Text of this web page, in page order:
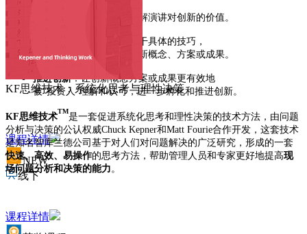
：让学员重新理解演讲对创新的价值。
：让学员学会若干具体的技巧，
从而更生动有力的呈现创新概念、方案或成果。
推进创新：让创新概念方案或成果更有效地
被“投资人”理解和认可，进一步孵化和推进创新。
课程详情
NEW
线下
KF思维技术：系统化思考与理性决策
KF思维技术
TM
是一套促进系统化思考和理性决策的技术方法，由问题
分析与决策的公认权威Chuck Kepner和Matt Fourie合作开发， 这套技术
是知名智库兰德公司基于对人们对问题解决的广泛研究，形成的一套
快速、高效、易操作的思考方法，帮助管理人员和专家更好地提高现
场问题分析和决策的能力。
课程详情